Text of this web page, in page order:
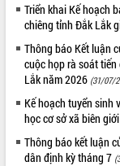
Kỳ họp thứ Hai, Hội đồng
tỉnh khóa XI quyết nghị
quan trọng
Bí thư Tỉnh ủy Lương
Triết thăm, tặng quà
cách mạng
Rà soát, hoàn thiện hệ
văn hóa, thể thao đáp
phát triển mới
LIÊN KẾT WEB
Triển khai Kế hoạch
chiêng tỉnh Đắk Lắk
Thông báo Kết luận
cuộc họp rà soát
Lắk năm 2026 (31/07/
Kế hoạch tuyển sinh
học cơ sở xã biên
Thông báo kết luận
dân định kỳ tháng 7